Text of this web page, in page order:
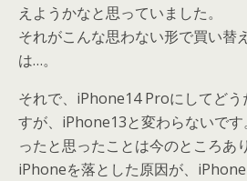
えようかなと思っていました。
それがこんな思わない形で買い替
は…。
それで、iPhone14 Proにしてど
すが、iPhone13と変わらないで
ったと思ったことは今のところあ
iPhoneを落とした原因が、